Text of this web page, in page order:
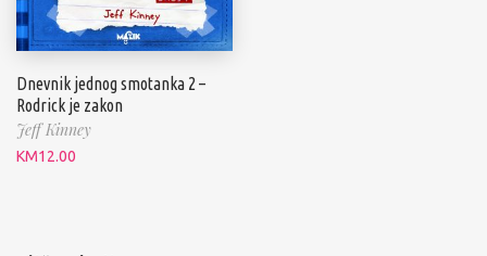
Dnevnik jednog smotanka 2 –
Rodrick je zakon
Jeff Kinney
KM12.00